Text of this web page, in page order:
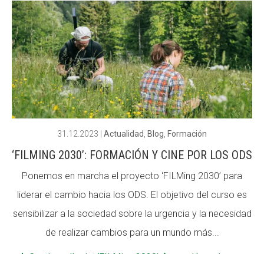
31.12.2023 Actualidad Blog Formación
‘FILMING 2030’: FORMACIÓN Y CINE POR LOS ODS
Ponemos en marcha el proyecto ‘FILMing 2030’ para
liderar el cambio hacia los ODS. El objetivo del curso es
sensibilizar a la sociedad sobre la urgencia y la necesidad
de realizar cambios para un mundo más...